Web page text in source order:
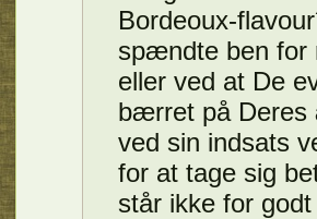
Bordeoux-
spændte ben for
eller ved at De
bærret på Deres
ved sin indsats
for at tage sig
står ikke for